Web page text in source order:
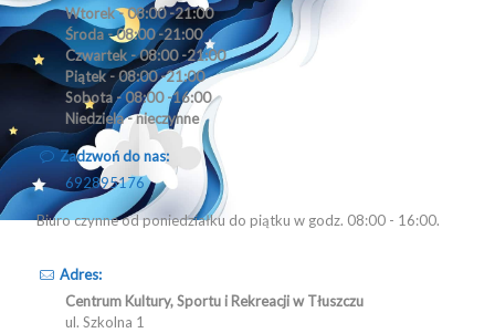
Wtorek - 08:00 -21:00
Środa - 08:00 -21:00
Czwartek - 08:00 -21:00
Piątek - 08:00 -21:00
Sobota - 08:00 -16:00
Niedziela - nieczynne
Zadzwoń do nas:
692895176
Biuro czynne od poniedziałku do piątku w godz. 08:00 - 16:00.
Adres:
Centrum Kultury, Sportu i Rekreacji w Tłuszczu
ul. Szkolna 1